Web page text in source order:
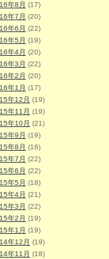
年8月 (17)
年7月 (20)
年6月 (22)
年5月 (19)
年4月 (20)
年3月 (22)
年2月 (20)
年1月 (17)
年12月 (19)
年11月 (19)
年10月 (21)
年9月 (19)
年8月 (16)
年7月 (22)
年6月 (22)
年5月 (18)
年4月 (21)
年3月 (22)
年2月 (19)
年1月 (19)
年12月 (19)
年11月 (18)